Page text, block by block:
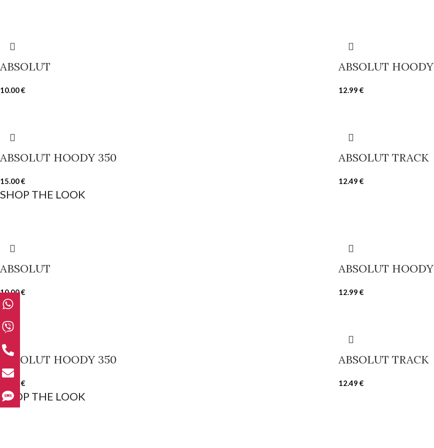
ABSOLUT
10.00€
ABSOLUT HOODY
12.99 €
ABSOLUT HOODY 350
15.00€
ABSOLUT TRACK
12.49 €
SHOP THE LOOK
ABSOLUT
10.00€
ABSOLUT HOODY
12.99 €
ABSOLUT HOODY 350
€
ABSOLUT TRACK
12.49 €
SHOP THE LOOK